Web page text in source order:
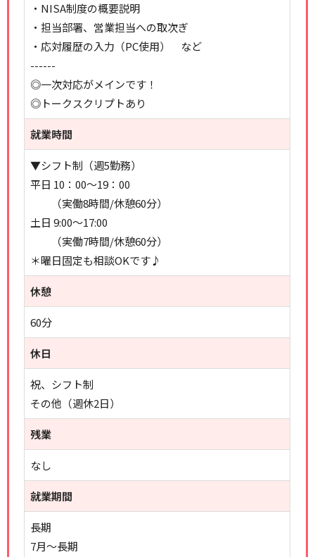
・NISA制度の概要説明
・担当部署、営業担当への取次ぎ
・応対履歴の入力（PC使用） など
------
◎一次対応がメインです！
◎トークスクリプトあり
就業時間
▼シフト制（週5勤務）
平日 10：00～19：00
（実働8時間/休憩60分）
土日 9:00～17:00
（実働7時間/休憩60分）
＊曜日固定も相談OKです♪
休憩
60分
休日
祝、シフト制
その他（週休2日）
残業
なし
就業期間
長期
7月～長期